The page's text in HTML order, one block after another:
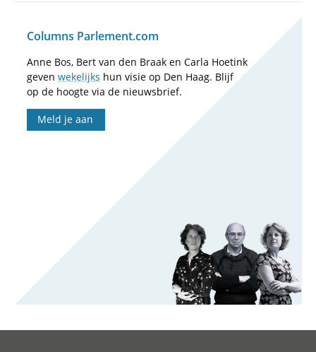
Columns Parlement.com
Anne Bos, Bert van den Braak en Carla Hoetink
geven wekelijks hun visie op Den Haag. Blijf
op de hoogte via de nieuwsbrief.
Meld je aan